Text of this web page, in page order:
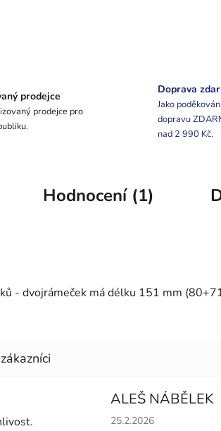
prodejce
prodejce pro
Doprava
Jako
dopravu
nad 2 990 Kč.
Hodnocení (1)
- dvojrámeček má délku 151 mm
je 5 z 5 hvězdiček. ALEŠ NÁBĚLEK
Hodnocení obchodu
25.2.2026